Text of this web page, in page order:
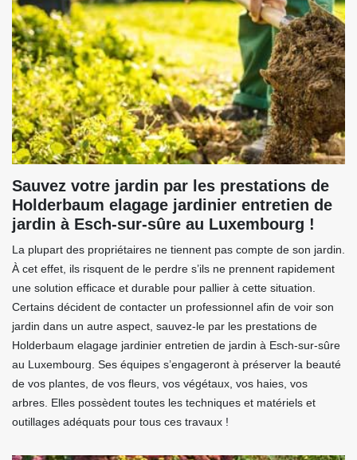
Sauvez votre jardin par les prestations de
Holderbaum elagage jardinier entretien de
jardin à Esch-sur-sûre au Luxembourg !
La plupart des propriétaires ne tiennent pas compte de son jardin.
À cet effet, ils risquent de le perdre s’ils ne prennent rapidement
une solution efficace et durable pour pallier à cette situation.
Certains décident de contacter un professionnel afin de voir son
jardin dans un autre aspect, sauvez-le par les prestations de
Holderbaum elagage jardinier entretien de jardin à Esch-sur-sûre
au Luxembourg. Ses équipes s’engageront à préserver la beauté
de vos plantes, de vos fleurs, vos végétaux, vos haies, vos
arbres. Elles possèdent toutes les techniques et matériels et
outillages adéquats pour tous ces travaux !